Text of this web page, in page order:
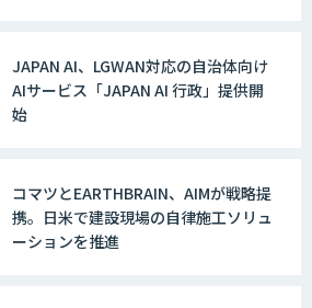
法人向けAIドライブレコーダー「ナウ
JAPAN AI、LGWAN対応の自治体向け
AIサービス「JAPAN AI 行政」提供開
始
コマツとEARTHBRAIN、AIMが戦略提
携。日米で建設現場の自律施工ソリュ
ーションを推進